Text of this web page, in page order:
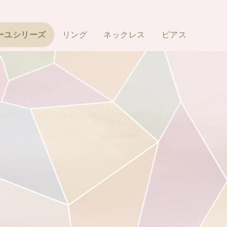
ユシリーズ リング ネックレス ピアス